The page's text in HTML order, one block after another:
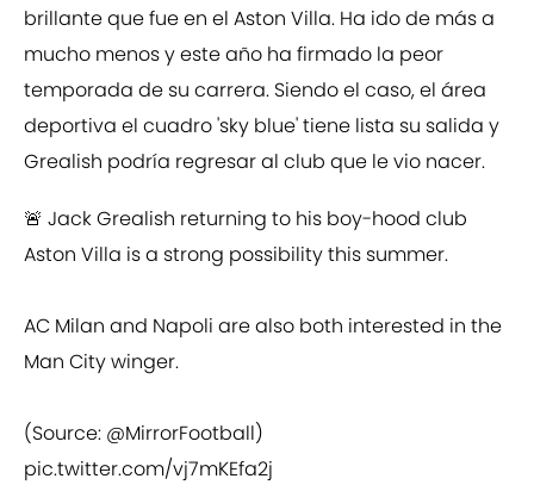
brillante que fue en el Aston Villa. Ha ido de más a
mucho menos y este año ha firmado la peor
temporada de su carrera. Siendo el caso, el área
deportiva el cuadro 'sky blue' tiene lista su salida y
Grealish podría regresar al club que le vio nacer.
🚨 Jack Grealish returning to his boy-hood club
Aston Villa is a strong possibility this summer.
AC Milan and Napoli are also both interested in the
Man City winger.
(Source: @MirrorFootball)
pic.twitter.com/vj7mKEfa2j